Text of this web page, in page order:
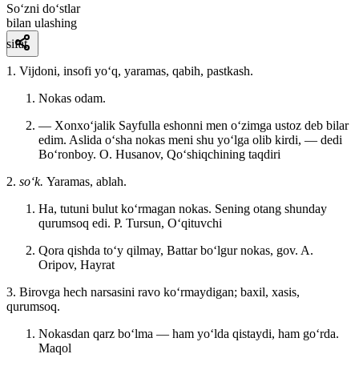
So‘zni do‘stlar
bilan ulashing
sifat
1. Vijdoni, insofi yoʻq, yaramas, qabih, pastkash.
Nokas odam.
— Xonxoʻjalik Sayfulla eshonni men oʻzimga ustoz deb bilar
edim. Aslida oʻsha nokas meni shu yoʻlga olib kirdi, — dedi
Boʻronboy. O. Husanov, Qoʻshiqchining taqdiri
2. soʻk. Yaramas, ablah.
Ha, tutuni bulut koʻrmagan nokas. Sening otang shunday
qurumsoq edi. P. Tursun, Oʻqituvchi
Qora qishda toʻy qilmay, Battar boʻlgur nokas, gov. A.
Oripov, Hayrat
3. Birovga hech narsasini ravo koʻrmaydigan; baxil, xasis,
qurumsoq.
Nokasdan qarz boʻlma — ham yoʻlda qistaydi, ham goʻrda.
Maqol